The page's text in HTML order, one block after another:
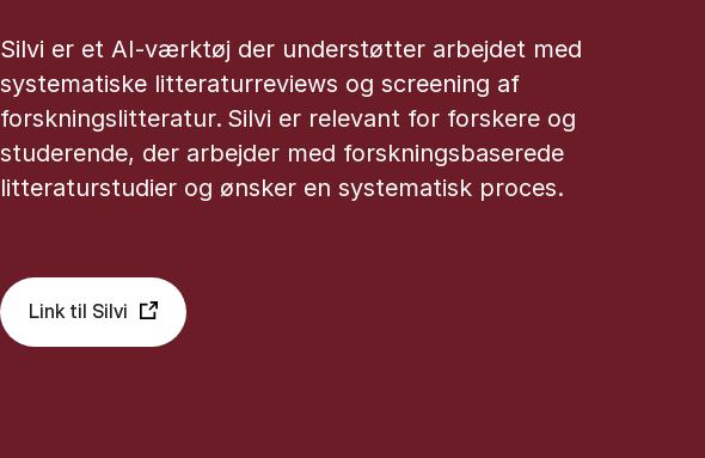
Silvi er et AI-værktøj der understøtter arbejdet med
systematiske litteraturreviews og screening af
forskningslitteratur. Silvi er relevant for forskere og
studerende, der arbejder med forskningsbaserede
litteraturstudier og ønsker en systematisk proces.
Link til Silvi